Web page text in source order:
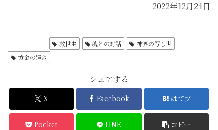
2022年12月24日
救世主 魂との対話
神界の写し世
黄金の輝き
シェアする
X Facebook はてブ
Pocket LINE コピー